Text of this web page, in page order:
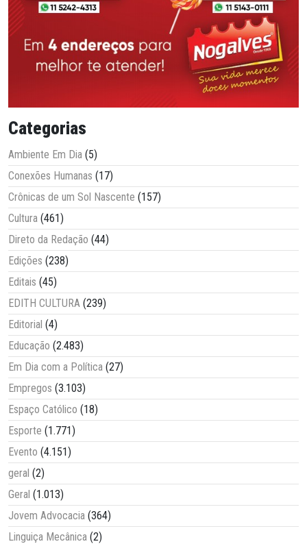
Categorias
Ambiente Em Dia (5)
Conexões Humanas (17)
Crônicas de um Sol Nascente (157)
Cultura (461)
Direto da Redação (44)
Edições (238)
Editais (45)
EDITH CULTURA (239)
Editorial (4)
Educação (2.483)
Em Dia com a Política (27)
Empregos (3.103)
Espaço Católico (18)
Esporte (1.771)
Evento (4.151)
geral (2)
Geral (1.013)
Jovem Advocacia (364)
Linguiça Mecânica (2)